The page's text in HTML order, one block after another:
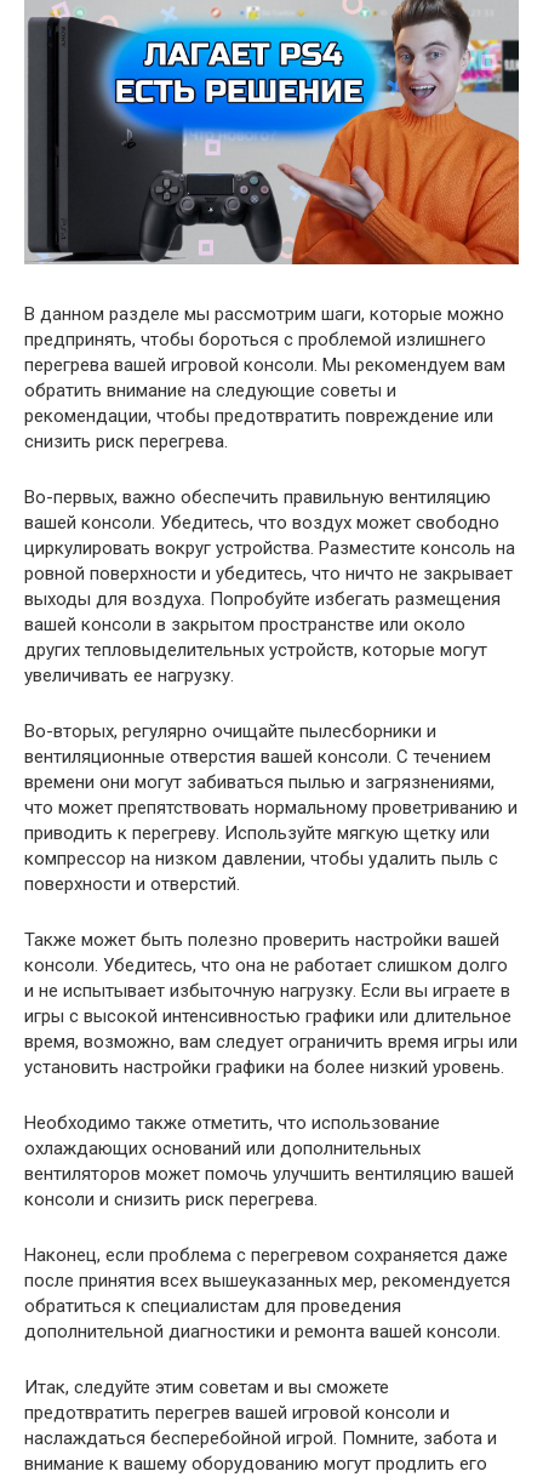
В данном разделе мы рассмотрим шаги, которые можно
предпринять, чтобы бороться с проблемой излишнего
перегрева вашей игровой консоли. Мы рекомендуем вам
обратить внимание на следующие советы и
рекомендации, чтобы предотвратить повреждение или
снизить риск перегрева.
Во-первых, важно обеспечить правильную вентиляцию
вашей консоли. Убедитесь, что воздух может свободно
циркулировать вокруг устройства. Разместите консоль на
ровной поверхности и убедитесь, что ничто не закрывает
выходы для воздуха. Попробуйте избегать размещения
вашей консоли в закрытом пространстве или около
других тепловыделительных устройств, которые могут
увеличивать ее нагрузку.
Во-вторых, регулярно очищайте пылесборники и
вентиляционные отверстия вашей консоли. С течением
времени они могут забиваться пылью и загрязнениями,
что может препятствовать нормальному проветриванию и
приводить к перегреву. Используйте мягкую щетку или
компрессор на низком давлении, чтобы удалить пыль с
поверхности и отверстий.
Также может быть полезно проверить настройки вашей
консоли. Убедитесь, что она не работает слишком долго
и не испытывает избыточную нагрузку. Если вы играете в
игры с высокой интенсивностью графики или длительное
время, возможно, вам следует ограничить время игры или
установить настройки графики на более низкий уровень.
Необходимо также отметить, что использование
охлаждающих оснований или дополнительных
вентиляторов может помочь улучшить вентиляцию вашей
консоли и снизить риск перегрева.
Наконец, если проблема с перегревом сохраняется даже
после принятия всех вышеуказанных мер, рекомендуется
обратиться к специалистам для проведения
дополнительной диагностики и ремонта вашей консоли.
Итак, следуйте этим советам и вы сможете
предотвратить перегрев вашей игровой консоли и
наслаждаться бесперебойной игрой. Помните, забота и
внимание к вашему оборудованию могут продлить его